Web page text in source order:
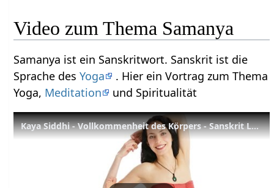
Video zum Thema Samanya
Samanya ist ein Sanskritwort. Sanskrit ist die
Sprache desYoga
. Hier ein Vortrag zum Thema
Yoga, Meditation und Spiritualität
Kaya Siddhi - Vollkommenheit des Körpers - Sanskrit Lexikon